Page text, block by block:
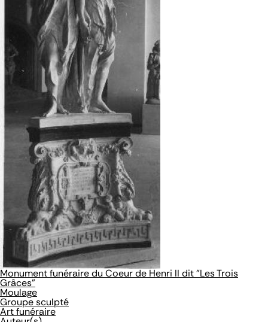
Monument funéraire du Coeur de Henri II dit "Les Trois
Grâces"
Moulage
Groupe sculpté
Art funéraire